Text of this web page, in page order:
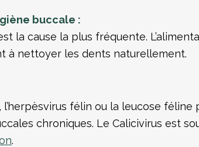
buccale :
la cause la plus fréquente.
à nettoyer les dents naturellement.
félin ou la leucose
chroniques. Le Calicivirus est
.